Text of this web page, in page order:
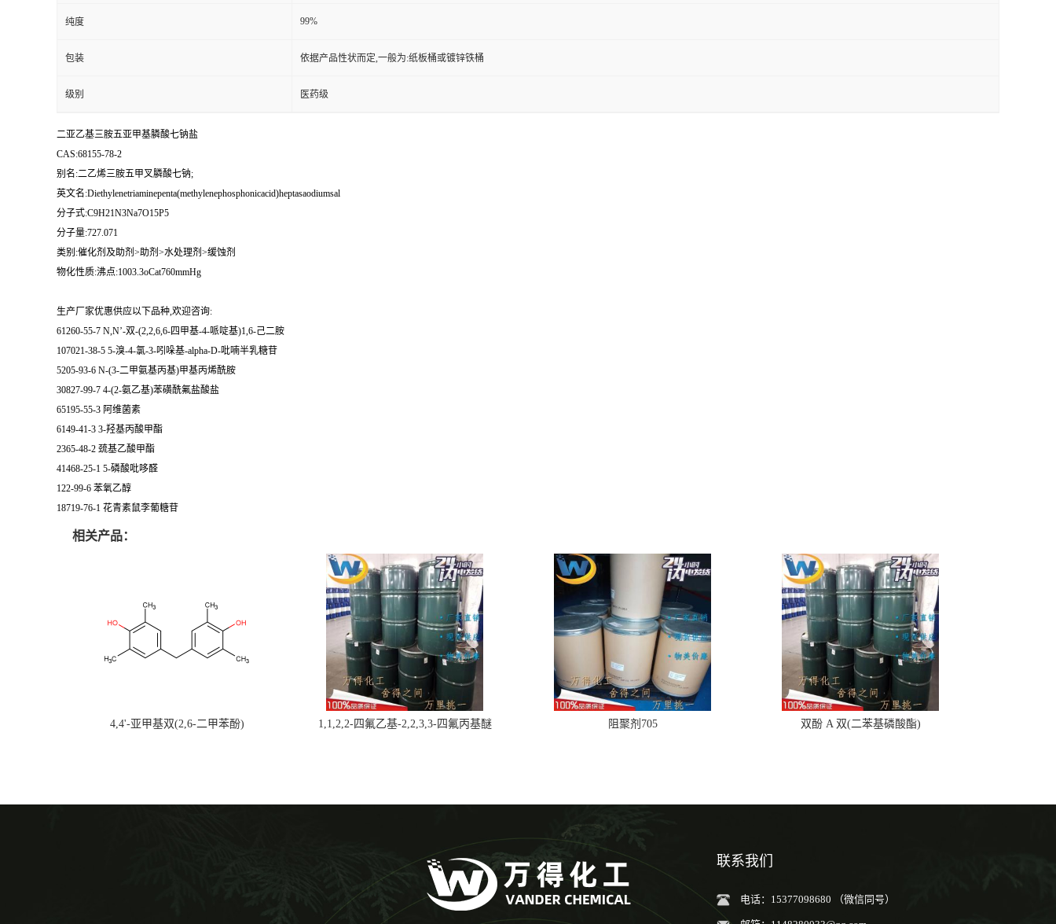
纯度 99%
包装 依据产品性状而定,一般为:纸板桶或镀锌铁桶
级别 医药级
二亚乙基三胺五亚甲基膦酸七钠盐
CAS:68155-78-2
别名:二乙烯三胺五甲叉膦酸七钠;
英文名:Diethylenetriaminepenta(methylenephosphonicacid)heptasaodiumsal
分子式:C9H21N3Na7O15P5
分子量:727.071
类别:催化剂及助剂>助剂>水处理剂>缓蚀剂
物化性质:沸点:1003.3oCat760mmHg
生产厂家优惠供应以下品种,欢迎咨询:
61260-55-7 N,N’-双-(2,2,6,6-四甲基-4-哌啶基)1,6-己二胺
107021-38-5 5-溴-4-氯-3-吲哚基-alpha-D-吡喃半乳糖苷
5205-93-6 N-(3-二甲氨基丙基)甲基丙烯酰胺
30827-99-7 4-(2-氨乙基)苯磺酰氟盐酸盐
65195-55-3 阿维菌素
6149-41-3 3-羟基丙酸甲酯
2365-48-2 巯基乙酸甲酯
41468-25-1 5-磷酸吡哆醛
122-99-6 苯氧乙醇
18719-76-1 花青素鼠李葡糖苷
相关产品：
4,4'-亚甲基双(2,6-二甲苯酚) 1,1,2,2-四氟乙基-2,2,3,3-四氟丙基醚 阻聚剂705 双酚 A 双(二苯基磷酸酯)
联系我们
电话：15377098680 （微信同号）